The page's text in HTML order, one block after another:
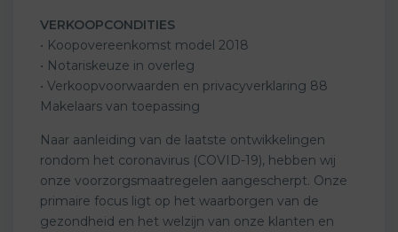
VERKOOPCONDITIES
• Koopovereenkomst model 2018
• Notariskeuze in overleg
• Verkoopvoorwaarden en privacyverklaring 88
Makelaars van toepassing
Naar aanleiding van de laatste ontwikkelingen
rondom het coronavirus (COVID-19), hebben wij
onze voorzorgsmaatregelen aangescherpt. Onze
primaire focus ligt op het waarborgen van de
gezondheid en het welzijn van onze klanten en